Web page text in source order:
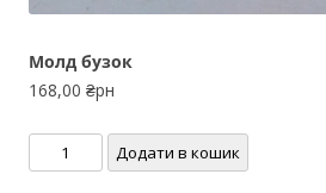
Молд бузок
168,00 ₴рн
Молд
бузок
Додати в кошик